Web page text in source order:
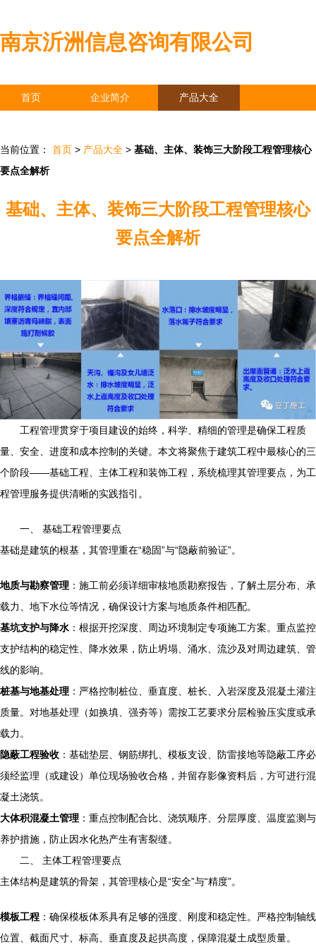
南京沂洲信息咨询有限公司
首页 企业简介 产品大全
当前位置： 首页 > 产品大全 > 基础、主体、装饰三大阶段工程管理核心
要点全解析
基础、主体、装饰三大阶段工程管理核心
要点全解析
工程管理贯穿于项目建设的始终，科学、精细的管理是确保工程质
量、安全、进度和成本控制的关键。本文将聚焦于建筑工程中最核心的三
个阶段——基础工程、主体工程和装饰工程，系统梳理其管理要点，为工
程管理服务提供清晰的实践指引。
一、 基础工程管理要点
基础是建筑的根基，其管理重在“稳固”与“隐蔽前验证”。
地质与勘察管理 ：施工前必须详细审核地质勘察报告，了解土层分布、承
载力、地下水位等情况，确保设计方案与地质条件相匹配。
基坑支护与降水：根据开挖深度、周边环境制定专项施工方案。重点监控
支护结构的稳定性、降水效果，防止坍塌、涌水、流沙及对周边建筑、管
线的影响。
桩基与地基处理 ：严格控制桩位、垂直度、桩长、入岩深度及混凝土灌注
质量。对地基处理（如换填、强夯等）需按工艺要求分层检验压实度或承
载力。
隐蔽工程验收 ：基础垫层、钢筋绑扎、模板支设、防雷接地等隐蔽工序必
须经监理（或建设）单位现场验收合格，并留存影像资料后，方可进行混
凝土浇筑。
大体积混凝土管理 ：重点控制配合比、浇筑顺序、分层厚度、温度监测与
养护措施，防止因水化热产生有害裂缝。
二、 主体工程管理要点
主体结构是建筑的骨架，其管理核心是“安全”与“精度”。
模板工程 ：确保模板体系具有足够的强度、刚度和稳定性。严格控制轴线
位置、截面尺寸、标高、垂直度及起拱高度，保障混凝土成型质量。